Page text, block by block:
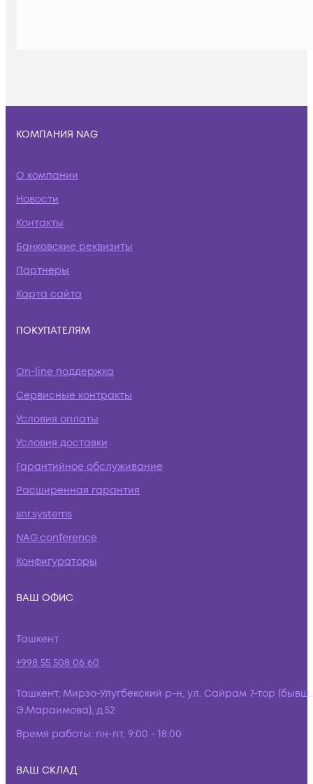
КОМПАНИЯ NAG
О компании
Новости
Контакты
Банковские реквизиты
Партнеры
Карта сайта
ПОКУПАТЕЛЯМ
On-line поддержка
Сервисные контракты
Условия оплаты
Условия доставки
Гарантийное обслуживание
Расширенная гарантия
snr.systems
NAG.conference
Конфигураторы
ВАШ ОФИС
Ташкент
+998 55 508 06 60
Ташкент, Мирзо-Улугбекский р-н, ул. Сайрам 7-тор (бывш.
Э.Мараимова), д.52
Время работы: пн-пт, 9:00 - 18:00
ВАШ СКЛАД